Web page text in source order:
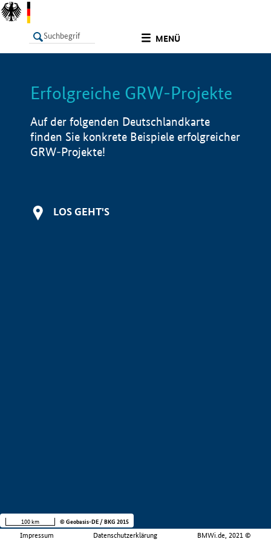
MENÜ
LISTE Info
Erfolgreiche GRW-Projekte
Auf der folgenden Deutschlandkarte
finden Sie konkrete Beispiele erfolgreicher
GRW-Projekte!
LOS GEHT'S
Impressum Datenschutzerklärung BMWi.de, 2021 ©
100 km © Geobasis-DE / BKG 2015